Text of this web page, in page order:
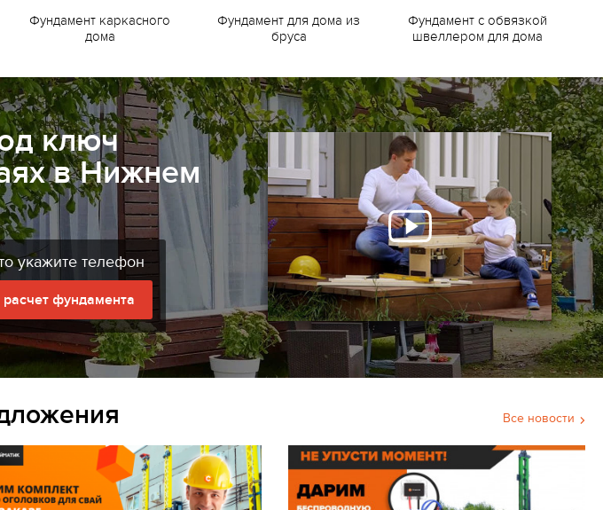
Фундамент каркасного
дома
Фундамент для дома из
бруса
Фундамент с обвязкой
швеллером для дома
ключ
в Нижнем
укажите телефон
фундамента
Все новости